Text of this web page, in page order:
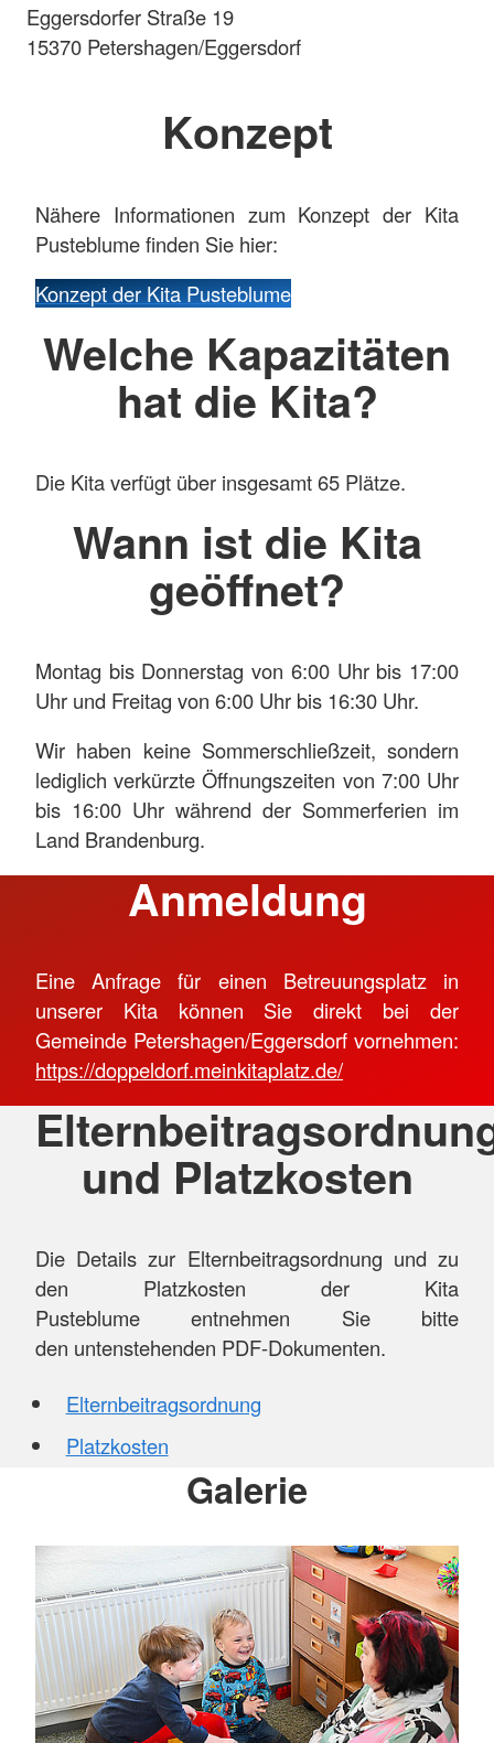
Eggersdorfer Straße 19
15370 Petershagen/Eggersdorf
Konzept
Nähere Informationen zum Konzept der Kita
Pusteblume finden Sie hier:
Konzept der Kita Pusteblume
Welche Kapazitäten
hat die Kita?
Die Kita verfügt über insgesamt 65 Plätze.
Wann ist die Kita
geöffnet?
Montag bis Donnerstag von 6:00 Uhr bis 17:00
Uhr und Freitag von 6:00 Uhr bis 16:30 Uhr.
Wir haben keine Sommerschließzeit, sondern
lediglich verkürzte Öffnungszeiten von 7:00 Uhr
bis 16:00 Uhr während der Sommerferien im
Land Brandenburg.
Anmeldung
Eine Anfrage für einen Betreuungsplatz in
unserer Kita können Sie direkt bei der
Gemeinde Petershagen/Eggersdorf vornehmen:
https://doppeldorf.meinkitaplatz.de/
und Platzkosten
Die Details zur Elternbeitragsordnung und zu
den Platzkosten der Kita
Pusteblume entnehmen Sie bitte
den untenstehenden PDF-Dokumenten.
Elternbeitragsordnung
Platzkosten
Galerie